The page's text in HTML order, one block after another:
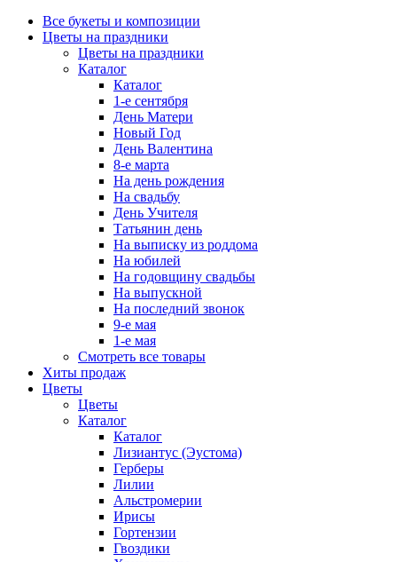
Все букеты и композиции
Цветы на праздники
Цветы на праздники
Каталог
Каталог
1-е сентября
День Матери
Новый Год
День Валентина
8-е марта
На день рождения
На свадьбу
День Учителя
Татьянин день
На выписку из роддома
На юбилей
На годовщину свадьбы
На выпускной
На последний звонок
9-е мая
1-е мая
Смотреть все товары
Хиты продаж
Цветы
Цветы
Каталог
Каталог
Лизиантус (Эустома)
Герберы
Лилии
Альстромерии
Ирисы
Гортензии
Гвоздики